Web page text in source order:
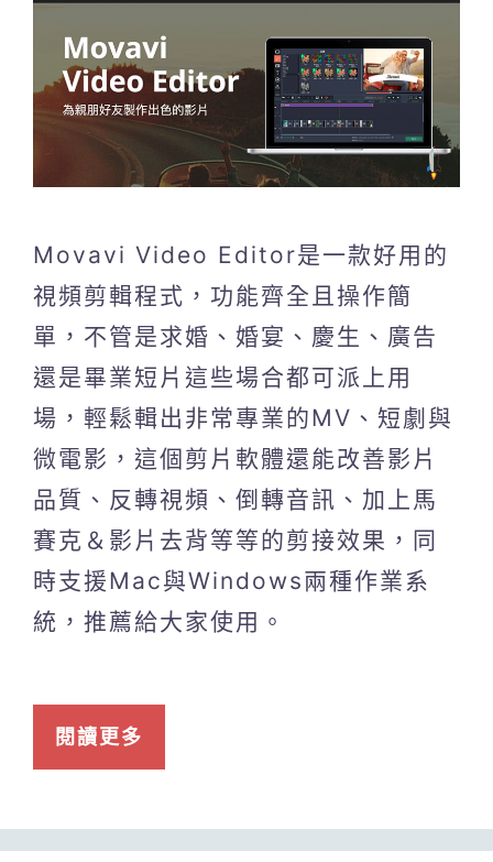
Movavi Video Editor是一款好用的
視頻剪輯程式，功能齊全且操作簡
單，不管是求婚、婚宴、慶生、廣告
還是畢業短片這些場合都可派上用
場，輕鬆輯出非常專業的MV、短劇與
微電影，這個剪片軟體還能改善影片
品質、反轉視頻、倒轉音訊、加上馬
賽克＆影片去背等等的剪接效果，同
時支援Mac與Windows兩種作業系
統，推薦給大家使用。
閱讀更多